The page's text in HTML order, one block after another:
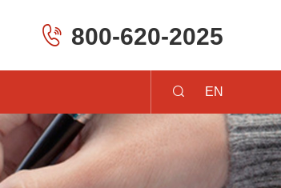
800-620-2025
EN